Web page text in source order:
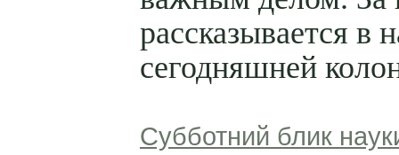
рассказывается в
сегодняшней
Субботний блик